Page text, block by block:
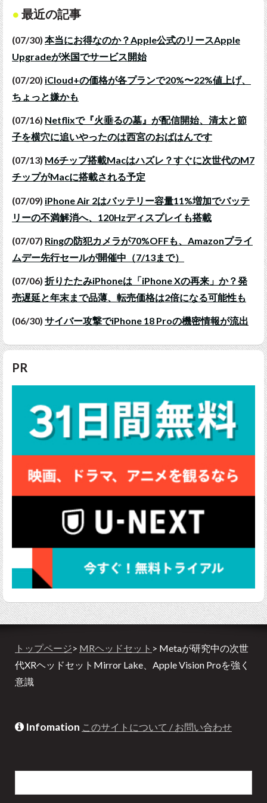
最近の記事
(07/30) 本当にお得なのか？Apple公式のリースApple
Upgradeが米国でサービス開始
(07/20) iCloud+の価格が各プランで20%〜22%値上げ、
ちょっと嫌かも
(07/16) Netflixで『火垂るの墓』が配信開始、清太と節
子を横穴に追いやったのは西宮のおばはんです
(07/13) M6チップ搭載Macはハズレ？すぐに次世代のM7
チップがMacに搭載される予定
(07/09) iPhone Air 2はバッテリー容量11%増加でバッテ
リーの不満解消へ、120Hzディスプレイも搭載
(07/07) Ringの防犯カメラが70%OFFも、Amazonプライ
ムデー先行セールが開催中（7/13まで）
(07/06) 折りたたみiPhoneは「iPhone Xの再来」か？発
売遅延と年末まで品薄、転売価格は2倍になる可能性も
(06/30) サイバー攻撃でiPhone 18 Proの機密情報が流出
PR
トップページ> MRヘッドセット > Metaが研究中の次世
代XRヘッドセットMirror Lake、Apple Vision Proを強く
意識
Infomation このサイトについて / お問い合わせ